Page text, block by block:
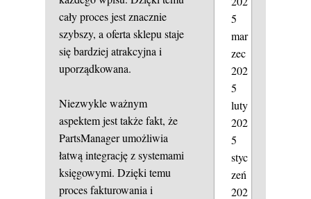
cały proces jest znacznie
szybszy, a oferta sklepu staje
się bardziej atrakcyjna i
uporządkowana.
Niezwykle ważnym
aspektem jest także fakt, że
PartsManager umożliwia
łatwą integrację z systemami
księgowymi. Dzięki temu
proces fakturowania i
5
mar
zec
202
5
luty
202
5
styc
zeń
202